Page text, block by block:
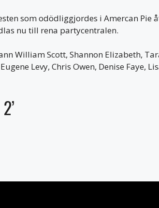
som odödliggjordes i Amercan
nu till rena partycentralen.
William Scott, Shannon Elizabeth,
Levy, Chris Owen, Denise Faye,